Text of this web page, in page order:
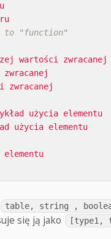
to "function"
wartości zwracanej
zwracanej
użycia elementu
użycia elementu
elementu
table, string ,
się ją jako
[type1,